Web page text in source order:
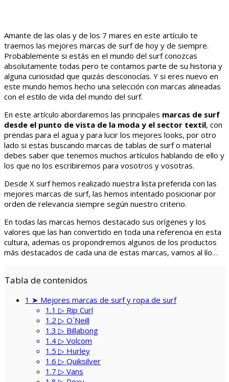
Amante de las olas y de los 7 mares en este artículo te
traemos las mejores marcas de surf de hoy y de siempre.
Probablemente si estás en el mundo del surf conozcas
absolutamente todas pero te contamos parte de su historia y
alguna curiosidad que quizás desconocías. Y si eres nuevo en
este mundo hemos hecho una selección con marcas alineadas
con el estilo de vida del mundo del surf.
En este artículo abordaremos las principales marcas de surf
desde el punto de vista de la moda y el sector textil, con
prendas para el agua y para lucir los mejores looks, por otro
lado si estas buscando marcas de tablas de surf o material
debes saber que tenemos muchos artículos hablando de ello y
los que no los escribiremos para vosotros y vosotras.
Desde X surf hemos realizado nuestra lista preferida con las
mejores marcas de surf, las hemos intentado posicionar por
orden de relevancia siempre según nuestro criterio.
En todas las marcas hemos destacado sus orígenes y los
valores que las han convertido en toda una referencia en esta
cultura, ademas os propondremos algunos de los productos
más destacados de cada una de estas marcas, vamos al lío…
Tabla de contenidos
1 ➤ Mejores marcas de surf y ropa de surf
1.1 ▷ Rip Curl
1.2 ▷ O´Neill
1.3 ▷ Billabong
1.4 ▷ Volcom
1.5 ▷ Hurley
1.6 ▷ Quiksilver
1.7 ▷ Vans